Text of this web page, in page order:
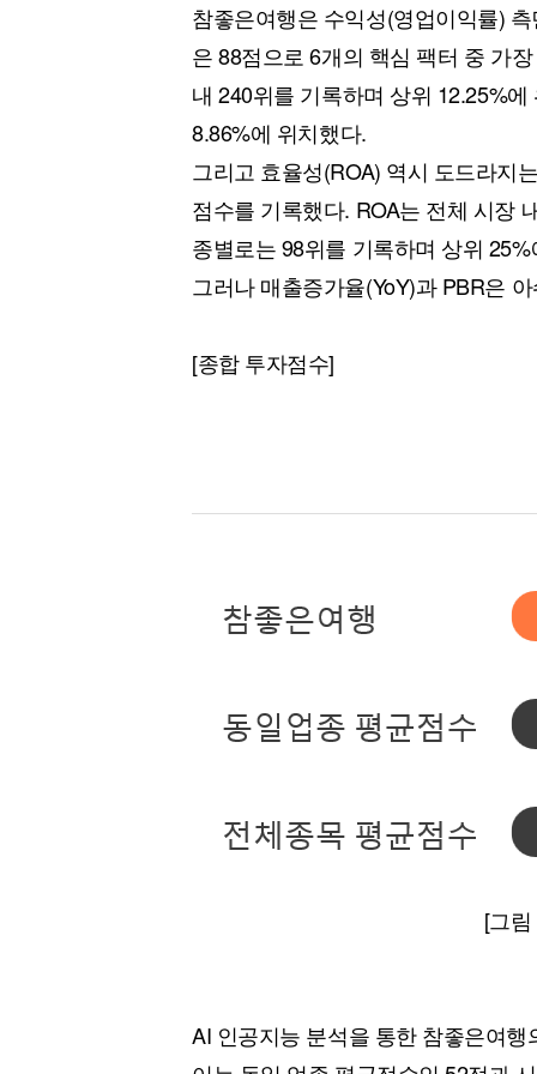
참좋은여행은 수익성(영업이익률)
은 88점으로 6개의 핵심 팩터 중 가
내 240위를 기록하며 상위 12.25%
8.86%에 위치했다.
그리고 효율성(ROA) 역시 도드라지
점수를 기록했다. ROA는 전체 시장
종별로는 98위를 기록하며 상위
그러나 매출증가율(YoY)과 PBR은
[종합 투자점수]
[그
AI 인공지능 분석을 통한 참좋은여